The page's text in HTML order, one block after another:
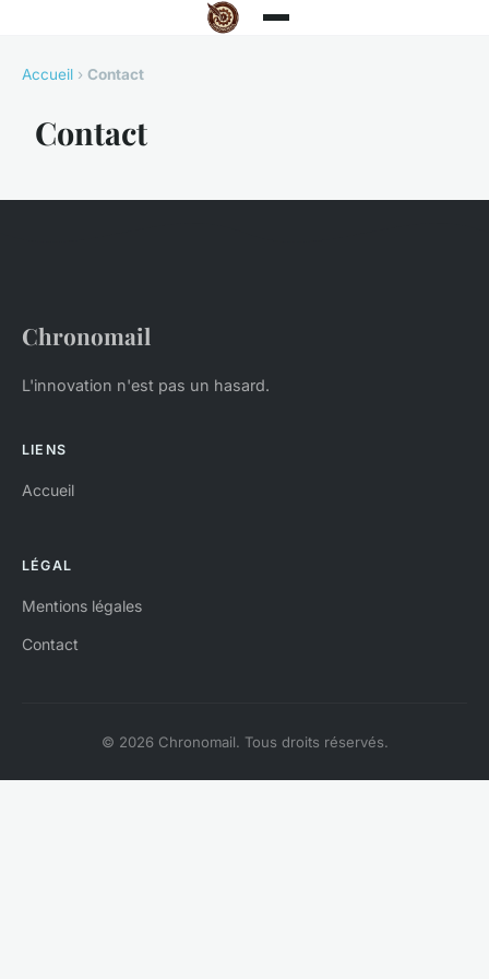
Accueil › Contact
Contact
Chronomail
L'innovation n'est pas un hasard.
LIENS
Accueil
LÉGAL
Mentions légales
Contact
© 2026 Chronomail. Tous droits réservés.